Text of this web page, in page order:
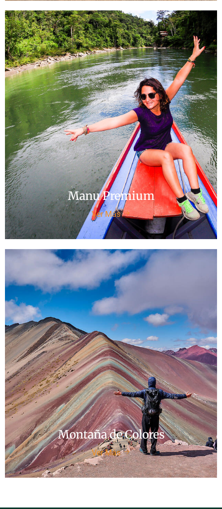
Manu Premium
Ver Más
Montaña de Colores
Ver Más